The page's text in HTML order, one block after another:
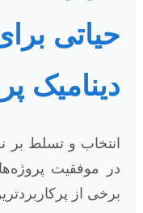
حیاتی
دینامیک
انتخاب و تسلط بر
در موفقیت
برخی از